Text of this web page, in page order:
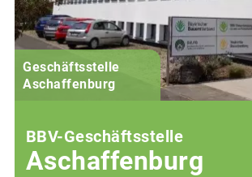
Geschäftsstelle
Aschaffenburg
BBV-Geschäftsstelle
Aschaffenburg